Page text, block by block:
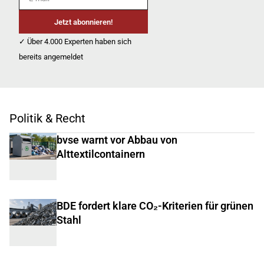
Jetzt abonnieren!
✓ Über 4.000 Experten haben sich
bereits angemeldet
Politik & Recht
bvse warnt vor Abbau von
Alttextilcontainern
BDE fordert klare CO₂-Kriterien für grünen
Stahl